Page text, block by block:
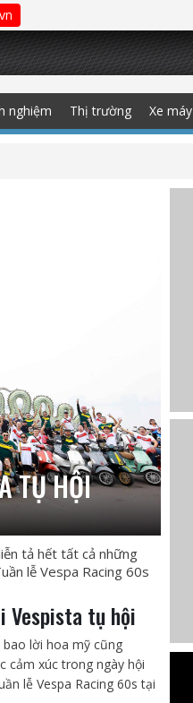
nghiệm Thị trường Xe máy
TỤ HỘI
tả hết tất cả những
lễ Vespa Racing 60s
Vespista tụ hội
lời hoa mỹ cũng
cảm xúc trong ngày hội
lễ Vespa Racing 60s tại